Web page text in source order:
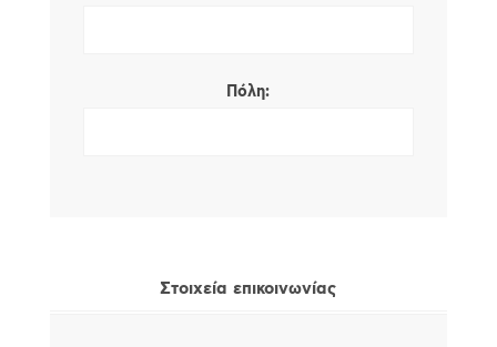
Πόλη:
Στοιχεία επικοινωνίας